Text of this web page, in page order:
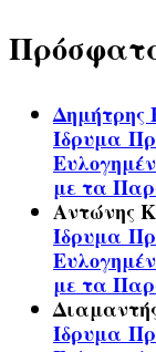
Δημήτρης
Ίδρυμα
με τα
Αντώνης
Ίδρυμα
με τα
Ίδρυμα